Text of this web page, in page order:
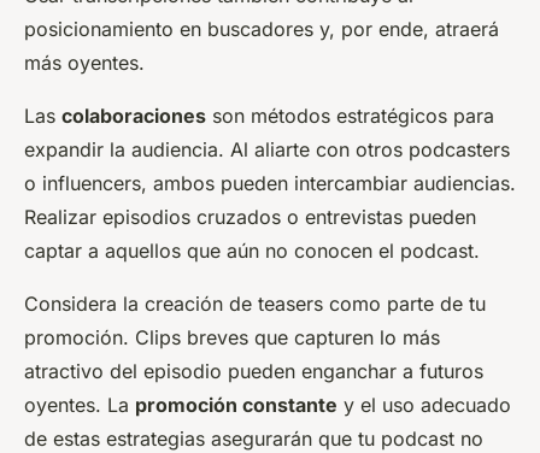
posicionamiento en buscadores y, por ende, atraerá
más oyentes.
Las colaboraciones son métodos estratégicos para
expandir la audiencia. Al aliarte con otros podcasters
o influencers, ambos pueden intercambiar audiencias.
Realizar episodios cruzados o entrevistas pueden
captar a aquellos que aún no conocen el podcast.
Considera la creación de teasers como parte de tu
promoción. Clips breves que capturen lo más
atractivo del episodio pueden enganchar a futuros
oyentes. La promoción constante y el uso adecuado
de estas estrategias asegurarán que tu podcast no